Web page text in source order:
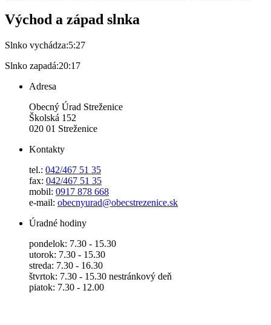
Východ a západ slnka
Slnko vychádza:5:27
Slnko zapadá:20:17
Adresa
Obecný Úrad Streženice
Školská 152
020 01 Streženice
Kontakty
tel.: 042/467 51 35
fax: 042/467 51 35
mobil: 0917 878 668
e-mail: obecnyurad@obecstrezenice.sk
Úradné hodiny
pondelok: 7.30 - 15.30
utorok: 7.30 - 15.30
streda: 7.30 - 16.30
štvrtok: 7.30 - 15.30 nestránkový deň
piatok: 7.30 - 12.00